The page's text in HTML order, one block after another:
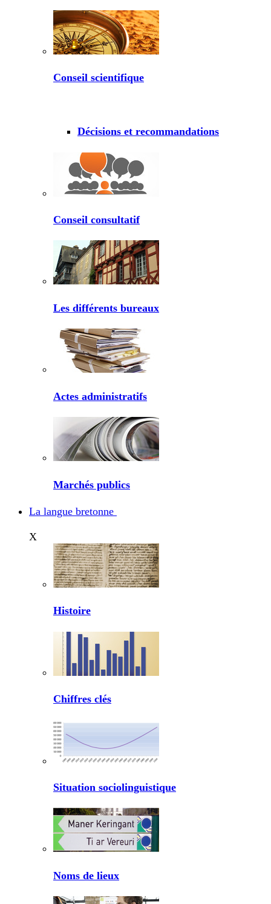
Conseil scientifique
Décisions et recommandations
Conseil consultatif
Les différents bureaux
Actes administratifs
Marchés publics
La langue bretonne
X
Histoire
Chiffres clés
Situation sociolinguistique
Noms de lieux